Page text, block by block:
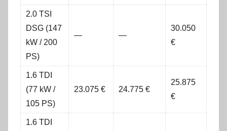
2.0 TSI
DSG (147
kW / 200
PS)
— —
30.050
€
1.6 TDI
(77 kW /
105 PS)
23.075 € 24.775 €
25.875
€
1.6 TDI